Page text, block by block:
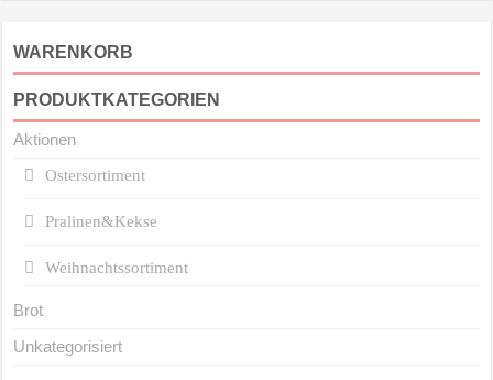
WARENKORB
PRODUKTKATEGORIEN
Aktionen
Ostersortiment
Pralinen&Kekse
Weihnachtssortiment
Brot
Unkategorisiert